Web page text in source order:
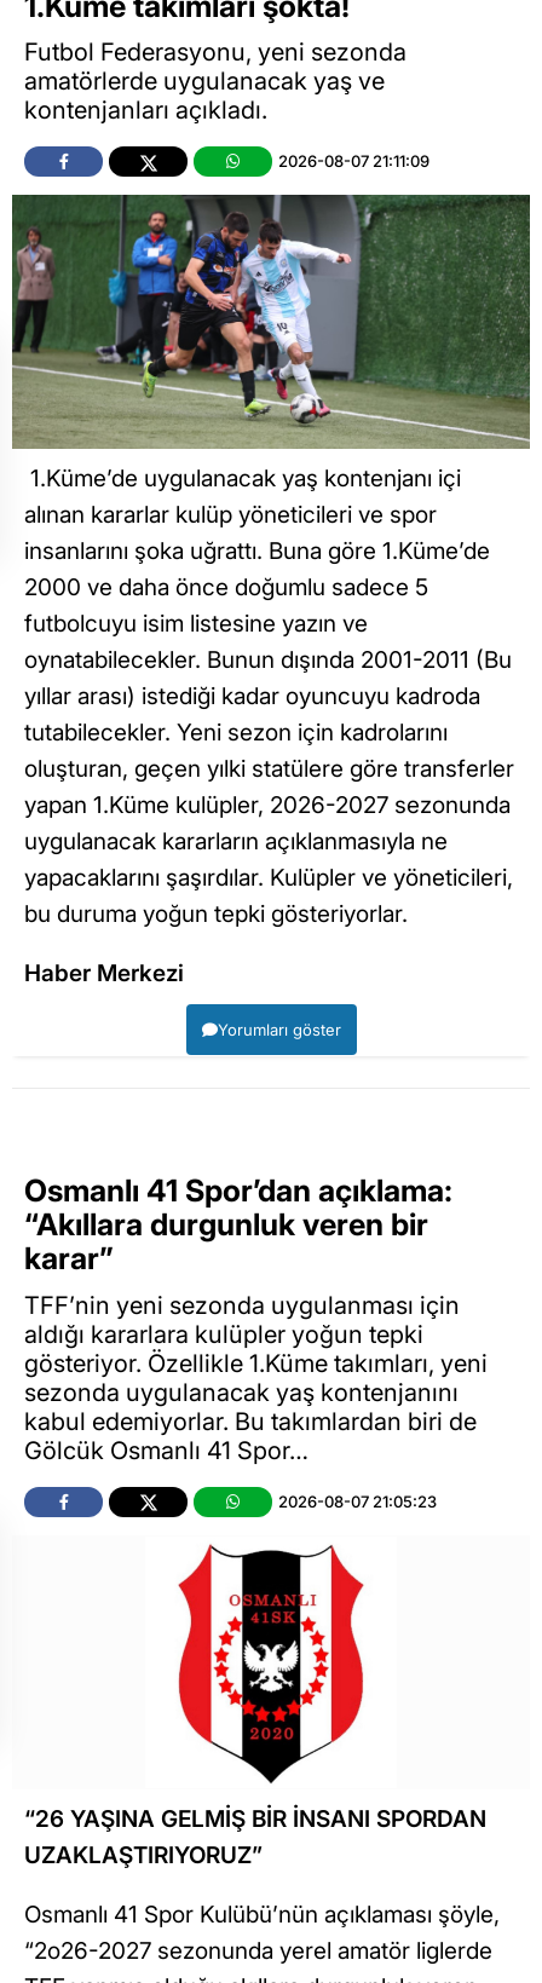
Futbol Federasyonu, yeni sezonda
amatörlerde uygulanacak yaş ve
kontenjanları açıkladı.
2026-08-07 21:11:09
1.Küme’de uygulanacak yaş kontenjanı içi
alınan kararlar kulüp yöneticileri ve spor
insanlarını şoka uğrattı. Buna göre 1.Küme’de
2000 ve daha önce doğumlu sadece 5
futbolcuyu isim listesine yazın ve
oynatabilecekler. Bunun dışında 2001-2011 (Bu
yıllar arası) istediği kadar oyuncuyu kadroda
tutabilecekler. Yeni sezon için kadrolarını
oluşturan, geçen yılki statülere göre transferler
yapan 1.Küme kulüpler, 2026-2027 sezonunda
uygulanacak kararların açıklanmasıyla ne
yapacaklarını şaşırdılar. Kulüpler ve yöneticileri,
bu duruma yoğun tepki gösteriyorlar.
Haber Merkezi
Yorumları göster
Osmanlı 41 Spor’dan açıklama:
“Akıllara durgunluk veren bir
karar”
TFF’nin yeni sezonda uygulanması için
aldığı kararlara kulüpler yoğun tepki
gösteriyor. Özellikle 1.Küme takımları, yeni
sezonda uygulanacak yaş kontenjanını
kabul edemiyorlar. Bu takımlardan biri de
Gölcük Osmanlı 41 Spor…
2026-08-07 21:05:23
“26 YAŞINA GELMİŞ BİR İNSANI SPORDAN
UZAKLAŞTIRIYORUZ”
Osmanlı 41 Spor Kulübü’nün açıklaması şöyle,
“2o26-2027 sezonunda yerel amatör liglerde